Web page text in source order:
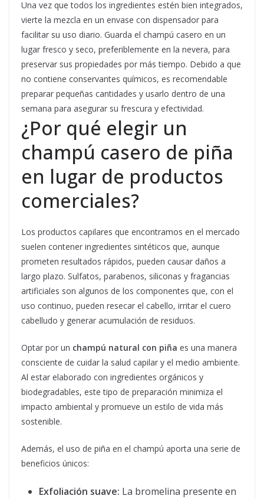
Una vez que todos los ingredientes estén bien integrados,
vierte la mezcla en un envase con dispensador para
facilitar su uso diario. Guarda el champú casero en un
lugar fresco y seco, preferiblemente en la nevera, para
preservar sus propiedades por más tiempo. Debido a que
no contiene conservantes químicos, es recomendable
preparar pequeñas cantidades y usarlo dentro de una
semana para asegurar su frescura y efectividad.
¿Por qué elegir un
champú casero de piña
en lugar de productos
comerciales?
Los productos capilares que encontramos en el mercado
suelen contener ingredientes sintéticos que, aunque
prometen resultados rápidos, pueden causar daños a
largo plazo. Sulfatos, parabenos, siliconas y fragancias
artificiales son algunos de los componentes que, con el
uso continuo, pueden resecar el cabello, irritar el cuero
cabelludo y generar acumulación de residuos.
Optar por un champú natural con piña es una manera
consciente de cuidar la salud capilar y el medio ambiente.
Al estar elaborado con ingredientes orgánicos y
biodegradables, este tipo de preparación minimiza el
impacto ambiental y promueve un estilo de vida más
sostenible.
Además, el uso de piña en el champú aporta una serie de
beneficios únicos:
Exfoliación suave: La bromelina presente en